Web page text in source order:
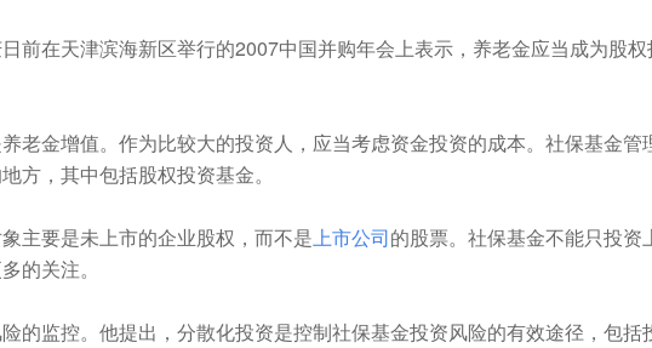
在天津滨海新区举行的2007中国并购年会上表示，养老金应当成为股权
金增值。作为比较大的投资人，应当考虑资金投资的成本。社保基金管
方，其中包括股权投资基金。
要是未上市的企业股权，而不是上市公司的股票。社保基金不能只投资
的关注。
监控。他提出，分散化投资是控制社保基金投资风险的有效途径，包括